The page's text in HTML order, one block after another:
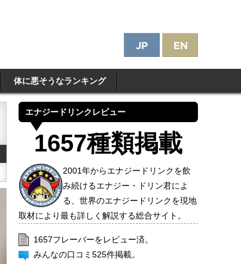
体に悪そうなランキング
エナジードリンクレビュー
1657種類掲載
2001年からエナジードリンクを飲
み続けるエナジー・ドリン君によ
る、世界のエナジードリンクを現地
取材により最も詳しく解説する総合サイト。
1657フレーバーをレビュー済。
みんなの口コミ525件掲載。